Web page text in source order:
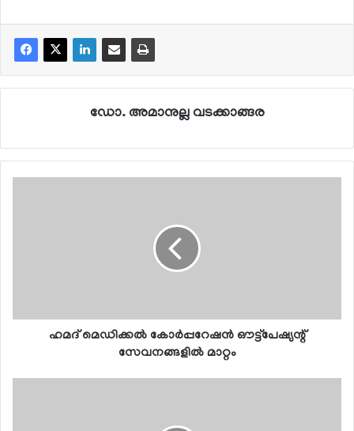
ഡോ. അമാനുല്ല വടക്കാങ്ങര
ഹമദ് മെഡിക്കല്‍ കോര്‍പ്പറേഷന്‍ ഔട്ട്പേഷ്യന്റ്
സേവനങ്ങളില്‍ മാറ്റം